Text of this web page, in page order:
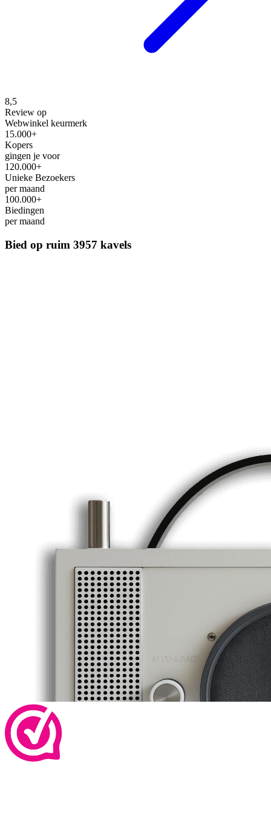
8,5
Review op
Webwinkel keurmerk
15.000+
Kopers
gingen je voor
120.000+
Unieke Bezoekers
per maand
100.000+
Biedingen
per maand
Bied op ruim 3957 kavels